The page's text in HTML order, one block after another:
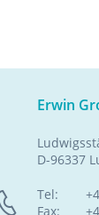
Erwin
D-96337
Tel:
Fax: